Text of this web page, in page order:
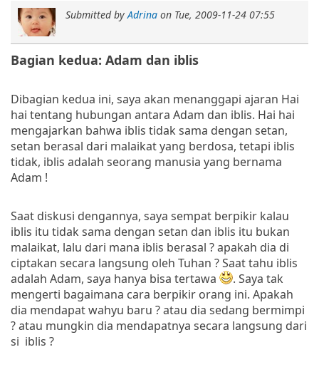
Submitted byAdrina on Tue, 2009-11-24 07:55
Bagian kedua: Adam dan iblis
Dibagian kedua ini, saya akan menanggapi ajaran Hai
hai tentang hubungan antara Adam dan iblis. Hai hai
mengajarkan bahwa iblis tidak sama dengan setan,
setan berasal dari malaikat yang berdosa, tetapi iblis
tidak, iblis adalah seorang manusia yang bernama
Adam !
Saat diskusi dengannya, saya sempat berpikir kalau
iblis itu tidak sama dengan setan dan iblis itu bukan
malaikat, lalu dari mana iblis berasal ? apakah dia di
ciptakan secara langsung oleh Tuhan ? Saat tahu iblis
adalah Adam, saya hanya bisa tertawa
. Saya tak
mengerti bagaimana cara berpikir orang ini. Apakah
dia mendapat wahyu baru ? atau dia sedang bermimpi
? atau mungkin dia mendapatnya secara langsung dari
si iblis ?